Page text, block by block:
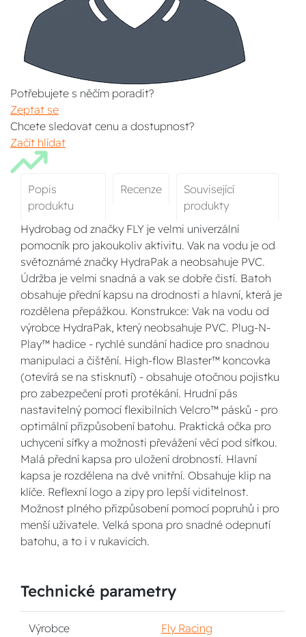
Potřebujete s něčím poradit?
Zeptat se
Chcete sledovat cenu a dostupnost?
Začít hlídat
Popis
produktu
Recenze
Související
produkty
Hydrobag od značky FLY je velmi univerzální
pomocník pro jakoukoliv aktivitu. Vak na vodu je od
světoznámé značky HydraPak a neobsahuje PVC.
Údržba je velmi snadná a vak se dobře čistí. Batoh
obsahuje přední kapsu na drodnosti a hlavní, která je
rozdělena přepážkou. Konstrukce: Vak na vodu od
výrobce HydraPak, který neobsahuje PVC. Plug-N-
Play™ hadice - rychlé sundání hadice pro snadnou
manipulaci a čištění. High-flow Blaster™ koncovka
(otevírá se na stisknutí) - obsahuje otočnou pojistku
pro zabezpečení proti protékání. Hrudní pás
nastavitelný pomocí flexibilních Velcro™ pásků - pro
optimální přizpůsobení batohu. Praktická očka pro
uchycení síťky a možnosti převážení věcí pod síťkou.
Malá přední kapsa pro uložení drobností. Hlavní
kapsa je rozdělena na dvě vnitřní. Obsahuje klip na
klíče. Reflexní logo a zipy pro lepší viditelnost.
Možnost plného přizpůsobení pomocí popruhů i pro
menší uživatele. Velká spona pro snadné odepnutí
batohu, a to i v rukavicích.
Technické parametry
Výrobce Fly Racing